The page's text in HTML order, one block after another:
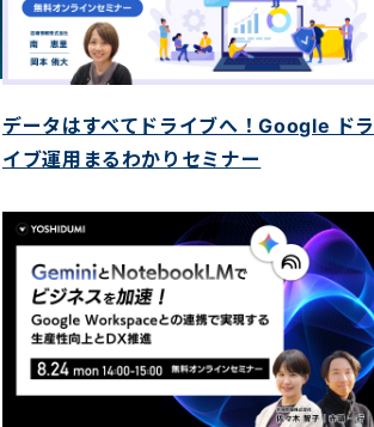
データはすべてドライブへ！Google ドラ
イブ運用まるわかりセミナー